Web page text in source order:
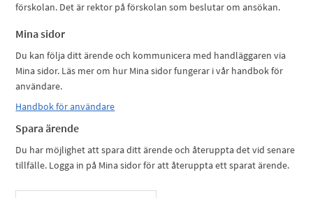
förskolan. Det är rektor på förskolan som beslutar om ansökan.
Mina sidor
Du kan följa ditt ärende och kommunicera med handläggaren via
Mina sidor. Läs mer om hur Mina sidor fungerar i vår handbok för
användare.
Handbok för användare
Spara ärende
Du har möjlighet att spara ditt ärende och återuppta det vid senare
tillfälle. Logga in på Mina sidor för att återuppta ett sparat ärende.